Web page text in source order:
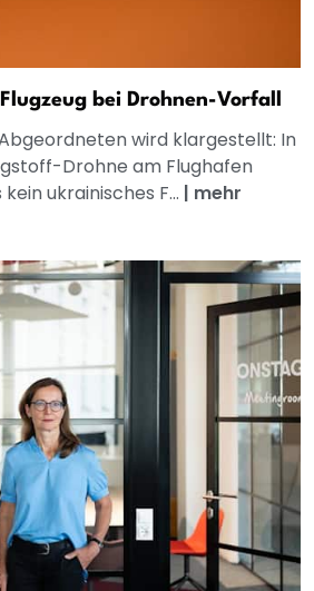
bei Drohnen-Vorfall
wird klargestellt: In
Drohne am Flughafen
ukrainisches F... | mehr